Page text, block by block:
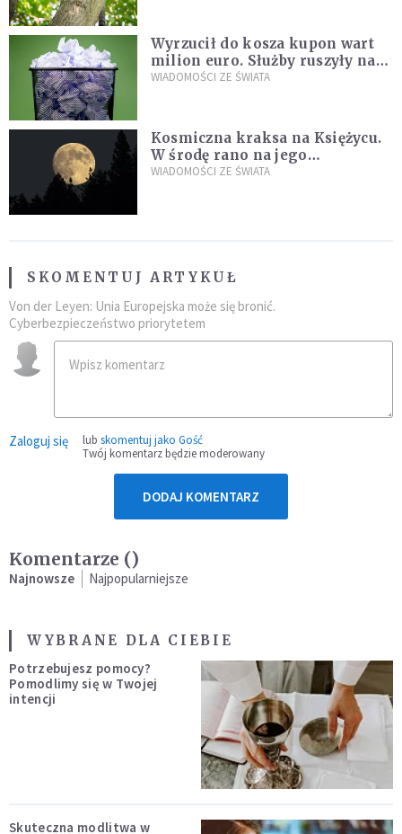
Wyrzucił do kosza kupon wart
milion euro. Służby ruszyły na
poszukiwania
WIADOMOŚCI ZE ŚWIATA
Kosmiczna kraksa na Księżycu.
W środę rano na jego
powierzchni dojdzie do
WIADOMOŚCI ZE ŚWIATA
SKOMENTUJ ARTYKUŁ
Von der Leyen: Unia Europejska może się bronić.
Cyberbezpieczeństwo priorytetem
Zaloguj się lub skomentuj jako Gość
Twój komentarz będzie moderowany
DODAJ KOMENTARZ
Komentarze ()
Najnowsze Najpopularniejsze
WYBRANE DLA CIEBIE
Potrzebujesz pomocy?
Pomodlimy się w Twojej
intencji
Skuteczna modlitwa w